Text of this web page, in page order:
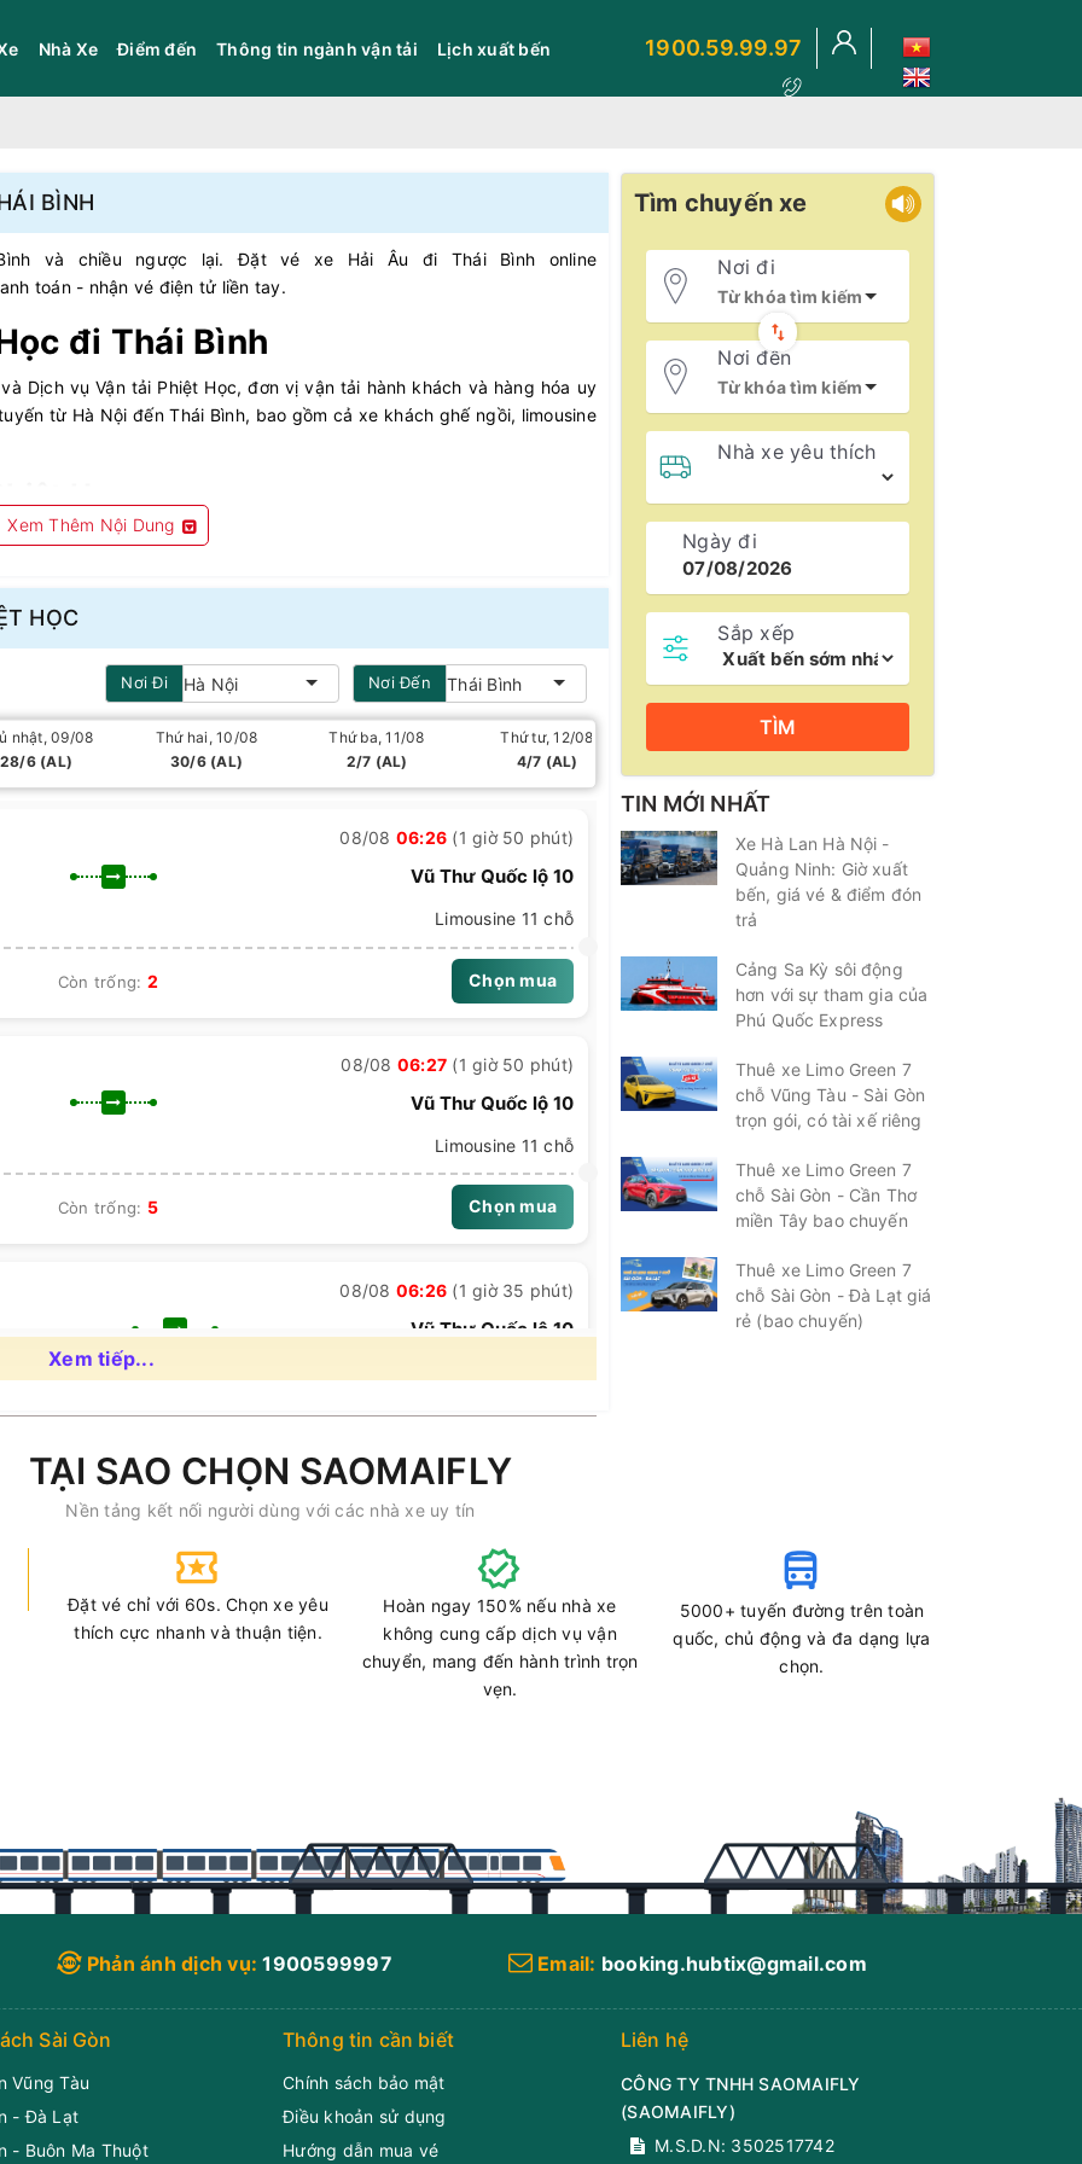
Nhà Xe Điểm đến Thông tin ngành vận tải Lịch xuất bến 1900.59.99.97
BÌNH
và chiều ngược lại. Đặt vé xe Hải Âu đi Thái Bình online
toán - nhận vé điện tử liền tay.
đi Thái Bình
Dịch vụ Vận tải Phiệt Học, đơn vị vận tải hành khách và hàng hóa uy
từ Hà Nội đến Thái Bình, bao gồm cả xe khách ghế ngồi, limousine
Tông, Tp. Thái Bình
điểm đón/trả)
(mục điểm đón/trả)
xe-phiet-hoc/
sớm, ưu đãi cho học sinh/sinh viên, combo vé xe + vé tàu cao tốc…
Cổ…) đi Thái Bình, thời gian di chuyển 2 tiếng, khoảng cách 130 km.
khoảng cách 160km.
xe Phiệt Học đi Thái Bình từ Hà
04:30 Xem vị trí
Thời gian
07:30 Xem vị trí
Xem Thêm Nội Dung
HỌC
NơiĐi Hà Nội NơiĐến Thái Bình
nhật, 09/08
28/6 (AL)
Thứ hai, 10/08
30/6 (AL)
Thứ ba, 11/08
2/7 (AL)
Thứ tư, 12/08
4/7 (AL)
Thứ năm, 13/08
08/08 06:26 (1 giờ 50 phút)
Vũ Thư Quốc lộ 10
Limousine 11 chỗ
Còn trống: 2 Chọn mua
08/08 06:27 (1 giờ 50 phút)
Vũ Thư Quốc lộ 10
Limousine 11 chỗ
Còn trống: 5 Chọn mua
08/08 06:26 (1 giờ 35 phút)
Vũ Thư Quốc lộ 10
08/0806:27(1 giờ 35 phút)
Vũ Thư Quốc lộ 10
Limousine 11 chỗ
Chọn mua
Còn trống:4 Chọn mua
08/08 (1 giờ 50 phút)
Vũ Thư Quốc lộ 10
Limousine 11 chỗ
Còn trống:
Xem tiếp...
Tìm chuyến xe
Nơi đi
Nơi đến
Nhà xe yêu thích
Ngày đi
Sắp xếp
TÌM
TIN MỚI NHẤT
Xe Hà Lan Hà Nội -
Quảng Ninh: Giờ xuất
bến, giá vé & điểm đón
trả
Cảng Sa Kỳ sôi động
hơn với sự tham gia của
Phú Quốc Express
Thuê xe Limo Green 7
chỗ Vũng Tàu - Sài Gòn
trọn gói, có tài xế riêng
Thuê xe Limo Green 7
chỗ Sài Gòn - Cần Thơ
miền Tây bao chuyến
Thuê xe Limo Green 7
chỗ Sài Gòn - Đà Lạt giá
rẻ (bao chuyến)
TẠI SAO CHỌN SAOMAIFLY
Nền tảng kết nối người dùng với các nhà xe uy tín
Đặt vé chỉ với 60s. Chọn xe yêu
thích cực nhanh và thuận tiện.
Hoàn ngay 150% nếu nhà xe
không cung cấp dịch vụ vận
chuyển, mang đến hành trình trọn
vẹn.
5000+ tuyến đường trên toàn
quốc, chủ động và đa dạng lựa
chọn.
Phản ánh dịch vụ: 1900599997 Email: booking.hubtix@gmail.com
Sài Gòn
Vũng Tàu
- Đà Lạt
- Buôn Ma Thuột
Thông tin cần biết
Chính sách bảo mật
Điều khoản sử dụng
Hướng dẫn mua vé
Liên hệ
CÔNG TY TNHH SAOMAIFLY
(SAOMAIFLY)
M.S.D.N: 3502517742